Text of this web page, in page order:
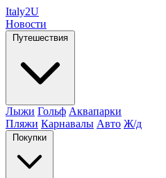
Italy2U
Новости
Путешествия
Лыжи Гольф Аквапарки
Пляжи Карнавалы Авто Ж/д
Покупки